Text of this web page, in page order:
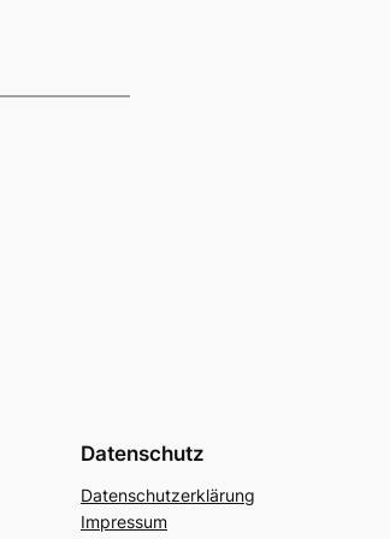
Datenschutz
Datenschutzerklärung
Impressum